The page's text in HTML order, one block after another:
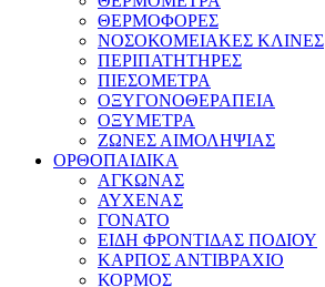
ΘΕΡΜΟΦΟΡΕΣ
ΝΟΣΟΚΟΜΕΙΑΚΕΣ ΚΛΙΝΕΣ
ΠΕΡΙΠΑΤΗΤΗΡΕΣ
ΠΙΕΣΟΜΕΤΡΑ
ΟΞΥΓΟΝΟΘΕΡΑΠΕΙΑ
ΟΞΥΜΕΤΡΑ
ΖΩΝΕΣ ΑΙΜΟΛΗΨΙΑΣ
ΟΡΘΟΠΑΙΔΙΚΑ
ΑΓΚΩΝΑΣ
ΑΥΧΕΝΑΣ
ΓΟΝΑΤΟ
ΕΙΔΗ ΦΡΟΝΤΙΔΑΣ ΠΟΔΙΟΥ
ΚΑΡΠΟΣ ΑΝΤΙΒΡΑΧΙΟ
ΚΟΡΜΟΣ